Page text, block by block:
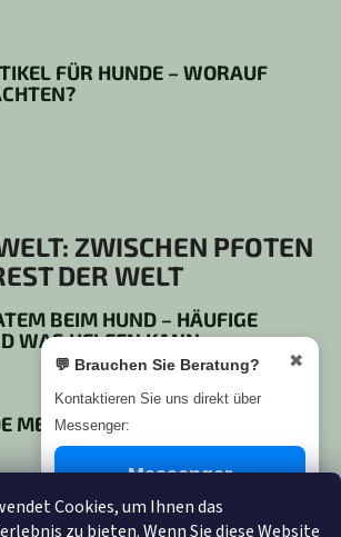
Cookies, um Ihnen das
zu bieten. Wenn Sie diese Website
FÜR HUNDE – WORAUF
ZWISCHEN PFOTEN
DER WELT
BEIM HUND – HÄUFIGE
WAS HELFEN KANN
MENSCHLICHE ZAHNPASTA
FÜR HUNDE – WORAUF
✖
💬 Brauchen Sie Beratung?
Kontaktieren Sie uns direkt über
Messenger:
Messenger